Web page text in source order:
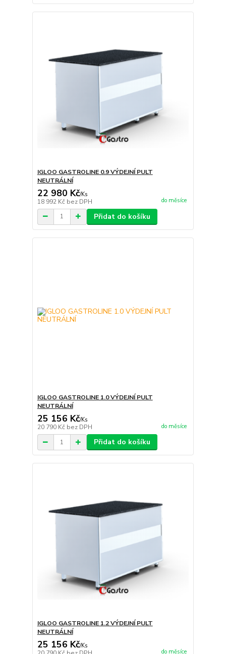
IGLOO GASTROLINE 0.9 VÝDEJNÍ PULT
NEUTRÁLNÍ
22 980 Kč/Ks
18 992 Kč bez DPH do měsíce
Přidat do košíku
IGLOO GASTROLINE 1.0 VÝDEJNÍ PULT
NEUTRÁLNÍ
25 156 Kč/Ks
20 790 Kč bez DPH do měsíce
Přidat do košíku
IGLOO GASTROLINE 1.2 VÝDEJNÍ PULT
NEUTRÁLNÍ
25 156 Kč/Ks
do měsíce